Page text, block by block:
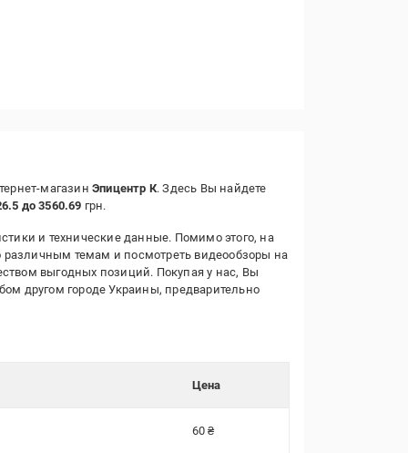
магазин Эпицентр К. Здесь Вы найдете
до 3560.69 грн.
и технические данные. Помимо этого, на
темам и посмотреть видеообзоры на
выгодных позиций. Покупая у нас, Вы
другом городе Украины, предварительно
Цена
60 ₴